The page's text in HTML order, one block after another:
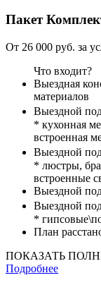
Пакет
От 26 000 руб. за
Что входит?
Выездная
материалов
Выездной
* кухонная
встроенная
Выездной
* люстры,
встроенные
Выездной
Выездной
*
План
ПОКАЗАТЬ
Подробнее